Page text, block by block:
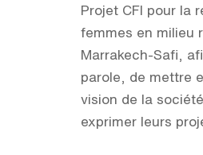
Projet CFI pour la
femmes en milieu
Marrakech-Safi,
parole, de mettre
vision de la
exprimer leurs